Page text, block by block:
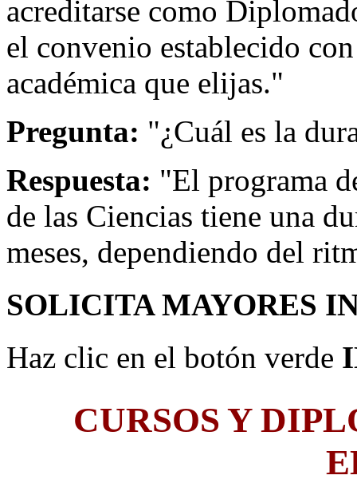
acreditarse como
el convenio establecido
académica que elijas."
Pregunta: "¿Cuál es la
Respuesta: "El programa
de las Ciencias tiene una
meses, dependiendo del
SOLICITA MAYORES
Haz clic en el botón verde
CURSOS Y